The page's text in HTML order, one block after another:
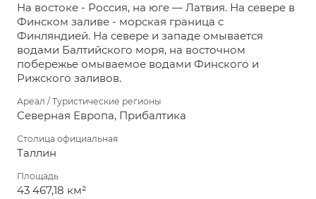
На востоке - Россия, на юге — Латвия. На севере в
Финском заливе - морская граница с
Финляндией. На севере и западе омывается
водами Балтийского моря, на восточном
побережье омываемое водами Финского и
Рижского заливов.
Ареал / Туристические регионы
Северная Европа, Прибалтика
Столица официальная
Таллин
Площадь
43 467,18 км²